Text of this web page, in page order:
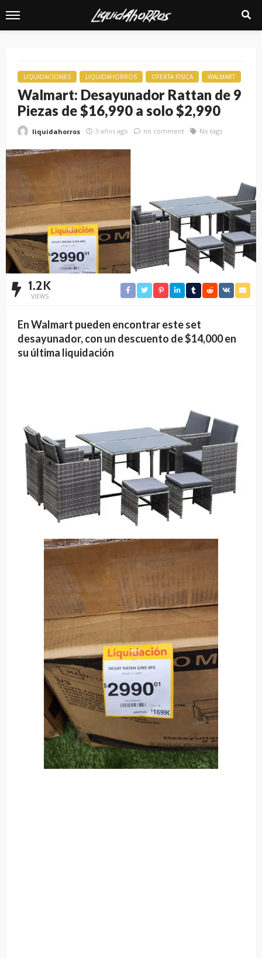
LIQUIDACIONES LIQUIDAHORROS OFERTA FISICA WALMART
Walmart: Desayunador Rattan de 9
Piezas de $16,990 a solo $2,990
liquidahorros 3 años ago no comment No tags
1.2K
VIEWS
En Walmart pueden encontrar este set
desayunador, con un descuento de $14,000 en
su última liquidación